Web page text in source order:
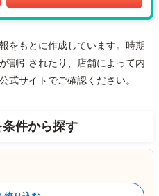
をもとに作成しています。時期
割引されたり、店舗によって内
式サイトでご確認ください。
件から探す